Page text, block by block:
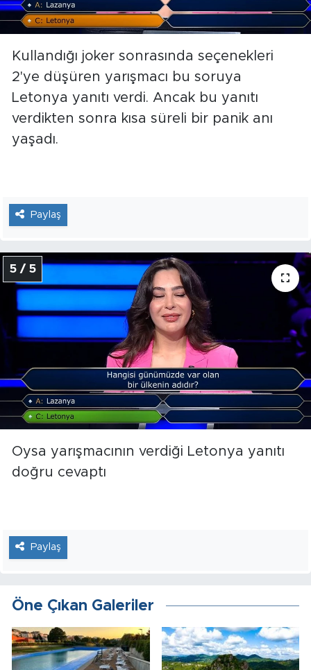
Kullandığı joker sonrasında seçenekleri
2'ye düşüren yarışmacı bu soruya
Letonya yanıtı verdi. Ancak bu yanıtı
verdikten sonra kısa süreli bir panik anı
yaşadı.
Paylaş
5 / 5
Oysa yarışmacının verdiği Letonya yanıtı
doğru cevaptı
Paylaş
Öne Çıkan Galeriler